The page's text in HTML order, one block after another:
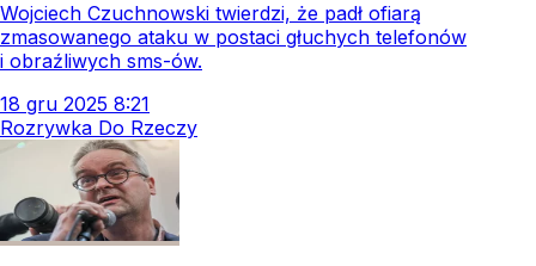
Wojciech Czuchnowski twierdzi, że padł ofiarą
zmasowanego ataku w postaci głuchych telefonów
i obraźliwych sms-ów.
18 gru 2025 8:21
Rozrywka Do Rzeczy